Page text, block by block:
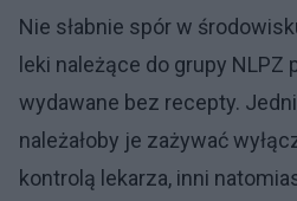
Nie słabnie spór w
leki należące do grupy NLPZ
wydawane bez recepty.
należałoby je zażywać
kontrolą lekarza, inni